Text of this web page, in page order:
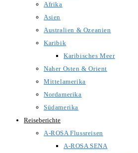
Afrika
Asien
Australien & Ozeanien
Karibik
Karibisches Meer
Naher Osten & Orient
Mittelamerika
Nordamerika
Südamerika
Reiseberichte
A-ROSA Flussreisen
A-ROSA SENA